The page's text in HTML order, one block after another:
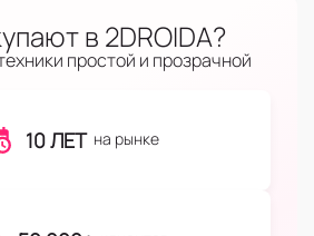
в 2DROIDA?
простой и прозрачной
10 ЛЕТ на рынке